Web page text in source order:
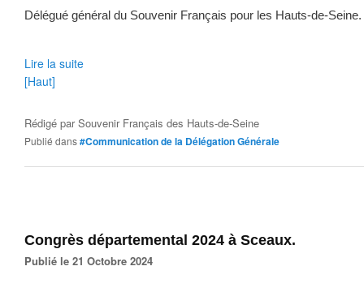
Délégué général du Souvenir Français pour les Hauts-de-Seine.
Lire la suite
[Haut]
Rédigé parSouvenir Français des Hauts-de-Seine
Publié dans#Communication de la Délégation Générale
Congrès départemental 2024 à Sceaux.
Publié le 21 Octobre 2024